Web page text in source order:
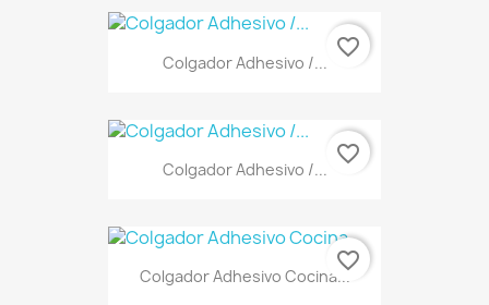
Colgador Adhesivo /...
favorite_border
Colgador Adhesivo /...
favorite_border
Colgador Adhesivo Cocina...
favorite_border